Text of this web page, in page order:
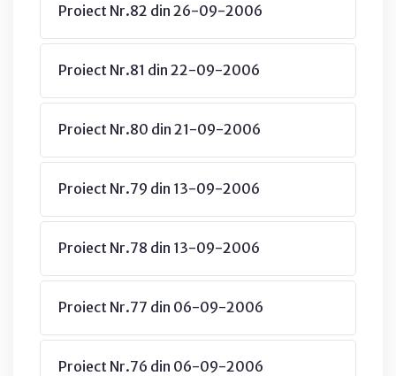
Proiect Nr.82 din 26-09-2006
Proiect Nr.81 din 22-09-2006
Proiect Nr.80 din 21-09-2006
Proiect Nr.79 din 13-09-2006
Proiect Nr.78 din 13-09-2006
Proiect Nr.77 din 06-09-2006
Proiect Nr.76 din 06-09-2006